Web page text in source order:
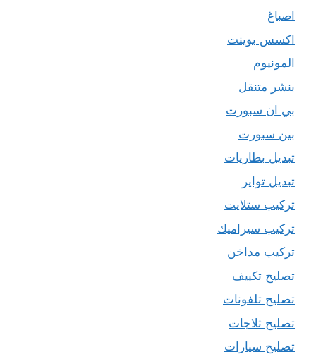
اصباغ
اكسس بوينت
المونيوم
بنشر متنقل
بي ان سبورت
بين سبورت
تبديل بطاريات
تبديل تواير
تركيب ستلايت
تركيب سيراميك
تركيب مداخن
تصليح تكييف
تصليح تلفونات
تصليح ثلاجات
تصليح سيارات